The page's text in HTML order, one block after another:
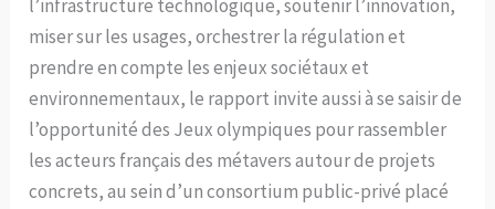
l’infrastructure technologique, soutenir l’innovation,
miser sur les usages, orchestrer la régulation et
prendre en compte les enjeux sociétaux et
environnementaux, le rapport invite aussi à se saisir de
l’opportunité des Jeux olympiques pour rassembler
les acteurs français des métavers autour de projets
concrets, au sein d’un consortium public-privé placé